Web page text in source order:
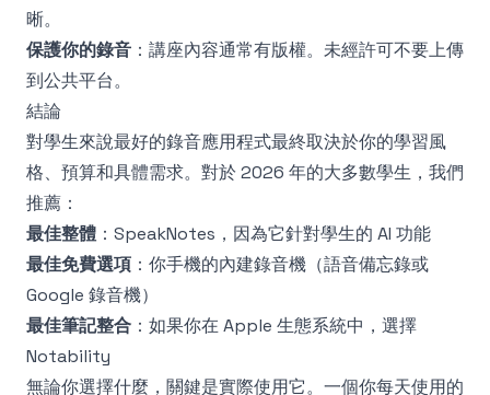
晰。
保護你的錄音 ：講座內容通常有版權。未經許可不要上傳
到公共平台。
結論
對學生來說最好的錄音應用程式最終取決於你的學習風
格、預算和具體需求。對於 2026 年的大多數學生，我們
推薦：
最佳整體 ：SpeakNotes，因為它針對學生的 AI 功能
最佳免費選項 ：你手機的內建錄音機（語音備忘錄或
Google 錄音機）
最佳筆記整合 ：如果你在 Apple 生態系統中，選擇
Notability
無論你選擇什麼，關鍵是實際使用它。一個你每天使用的